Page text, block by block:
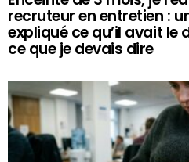
recruteur en entretien :
expliqué ce qu’il avait le
ce que je devais dire